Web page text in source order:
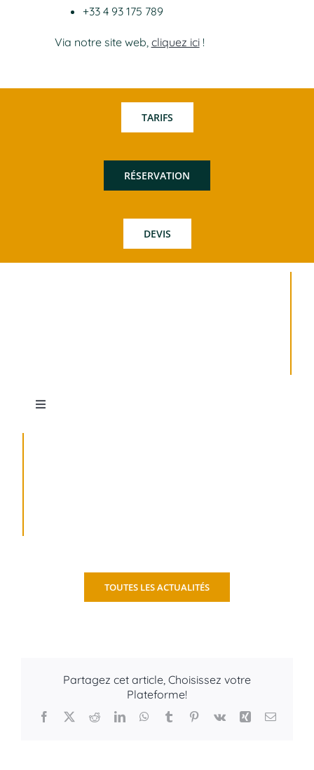
+33 4 93 175 789
Via notre site web, cliquez ici!
TARIFS
RÉSERVATION
DEVIS
Toggle
Infos pratiques et déplacements
TOUTES LES ACTUALITÉS
Partagez cet article, Choisissez votre
Plateforme!
Facebook
X RedditLinkedInWhatsApp
TumblrPinterest
Vk Xing Email